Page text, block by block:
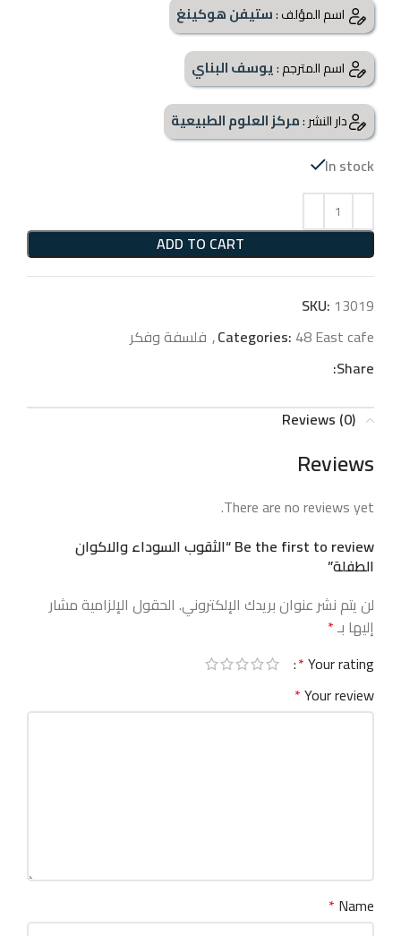
اسم المؤلف :ستيفن هوكينغ
اسم المترجم :يوسف البناي
دار النشر :مركز العلوم الطبيعية
In stock
ADD TO CART
SKU: 13019
Categories: 48 East cafe
, فلسفة وفكر
Share:
Reviews (0)
Reviews
There are no reviews yet.
Be the first to review “الثقوب السوداء والاكوان
الطفلة”
لن يتم نشر عنوان بريدك الإلكتروني. الحقول الإلزامية مشار
إليها بـ*
Your rating
*
Your review
*
Name
*